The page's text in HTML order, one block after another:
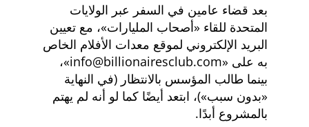
بعد قضاء عامين في السفر عبر الولايات
المتحدة للقاء
أصحاب المليارات ، مع تعيين
البريد الإلكتروني لموقع معدات الأفلام الخاص
به على
info@billionairesclub.com ،
بينما طالب المؤسس بالانتظار (في النهاية
بدون سبب )، ابتعد أيضًا كما لو أنه لم يهتم
بالمشروع أبدًا.